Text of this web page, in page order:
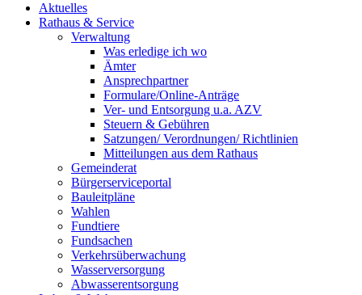
Aktuelles
Rathaus & Service
Verwaltung
Was erledige ich wo
Ämter
Ansprechpartner
Formulare/Online-Anträge
Ver- und Entsorgung u.a. AZV
Steuern & Gebühren
Satzungen/ Verordnungen/ Richtlinien
Mitteilungen aus dem Rathaus
Gemeinderat
Bürgerserviceportal
Bauleitpläne
Wahlen
Fundtiere
Fundsachen
Verkehrsüberwachung
Wasserversorgung
Abwasserentsorgung